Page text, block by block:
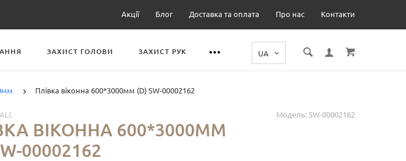
Акції Блог Доставка та оплата Про нас Контакти
ЗАХИСТ ГОЛОВИ ЗАХИСТ РУК
Плівка віконна 600*3000мм (D) SW-00002162
Модель: SW-00002162
ВІКОННА 600*3000ММ
00002162